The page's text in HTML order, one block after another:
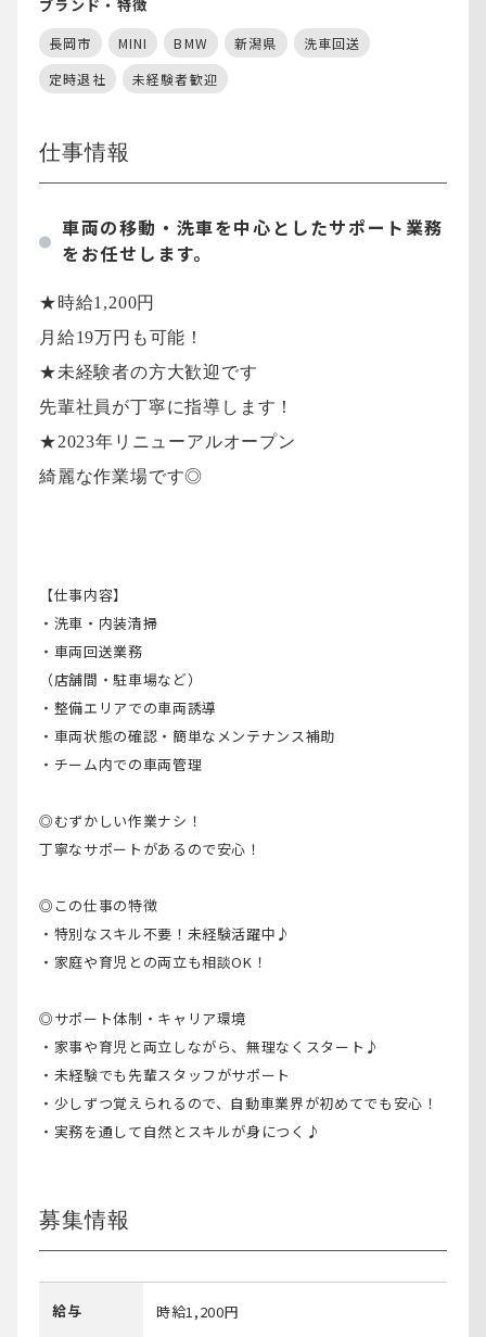
ブランド・特徴
長岡市 MINI BMW 新潟県
洗車回送
定時退社
未経験者歓迎
仕事情報
車両の移動・洗車を中心としたサポート業務
をお任せします。
★時給1,200円
月給19万円も可能！
★未経験者の方大歓迎です
先輩社員が丁寧に指導します！
★2023年リニューアルオープン
綺麗な作業場です◎
【仕事内容】
・洗車・内装清掃
・車両回送業務
（店舗間・駐車場など）
・整備エリアでの車両誘導
・車両状態の確認・簡単なメンテナンス補助
・チーム内での車両管理
◎むずかしい作業ナシ！
丁寧なサポートがあるので安心！
◎この仕事の特徴
・特別なスキル不要！未経験活躍中♪
・家庭や育児との両立も相談OK！
◎サポート体制・キャリア環境
・家事や育児と両立しながら、無理なくスタート♪
・未経験でも先輩スタッフがサポート
・少しずつ覚えられるので、自動車業界が初めてでも安心！
・実務を通して自然とスキルが身につく♪
募集情報
給与 時給1,200円